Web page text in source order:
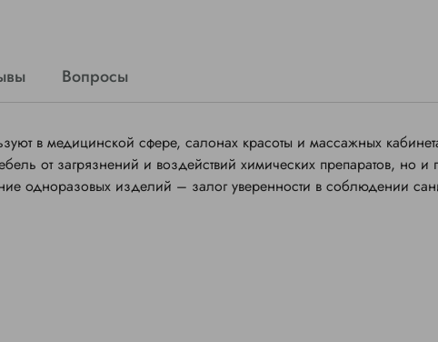
Вопросы
в медицинской сфере, салонах красоты и массажных
от загрязнений и воздействий химических препаратов, но и
одноразовых изделий – залог уверенности в соблюдении